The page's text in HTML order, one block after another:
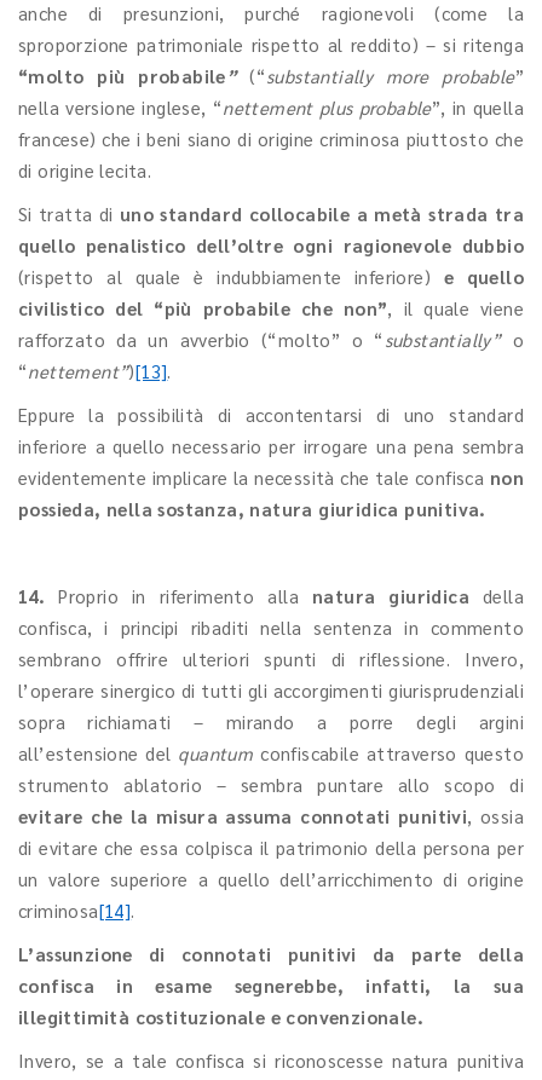
anche di presunzioni, purché ragionevoli (come la
sproporzione patrimoniale rispetto al reddito) – si ritenga
“molto più probabile ”(“substantially more probable”
nella versione inglese, “nettement plus probable”, in quella
francese) che i beni siano di origine criminosa piuttosto che
di origine lecita.
Si tratta di uno standard collocabile a metà strada tra
quello penalistico dell’oltre ogni ragionevole dubbio
(rispetto al quale è indubbiamente inferiore) e quello
civilistico del “più probabile che non”, il quale viene
rafforzato da un avverbio (“molto” o “ substantially” o
“nettement”)[13].
Eppure la possibilità di accontentarsi di uno standard
inferiore a quello necessario per irrogare una pena sembra
evidentemente implicare la necessità che tale confisca non
possieda, nella sostanza, natura giuridica punitiva.
14.Proprio in riferimento alla natura giuridica della
confisca, i principi ribaditi nella sentenza in commento
sembrano offrire ulteriori spunti di riflessione. Invero,
l’operare sinergico di tutti gli accorgimenti giurisprudenziali
sopra richiamati
–
mirando a porre degli argini
all’estensione del quantum confiscabile attraverso questo
strumento ablatorio – sembra puntare allo scopo di
evitare che la misura assuma connotati punitivi, ossia
di evitare che essa colpisca il patrimonio della persona per
un valore superiore a quello dell’arricchimento di origine
criminosa[14].
L’assunzione di connotati punitivi da parte della
confisca in esame segnerebbe, infatti, la sua
illegittimità costituzionale e convenzionale.
Invero, se a tale confisca si riconoscesse natura punitiva